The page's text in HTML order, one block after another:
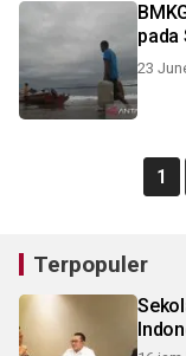
pada
23
1
Terpopuler